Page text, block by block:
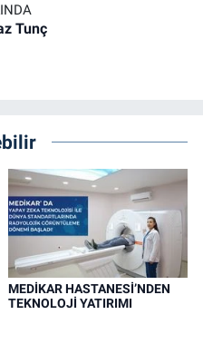
Tunç
MEDİKAR HASTANESİ’NDEN
TEKNOLOJİ YATIRIMI